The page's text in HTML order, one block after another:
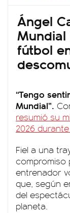
Ángel
Mundial
fútbol
“Tengo
Mundial”.
resumió su
2026
Fiel a una
compromiso
entrenador
que, según
del
planeta.